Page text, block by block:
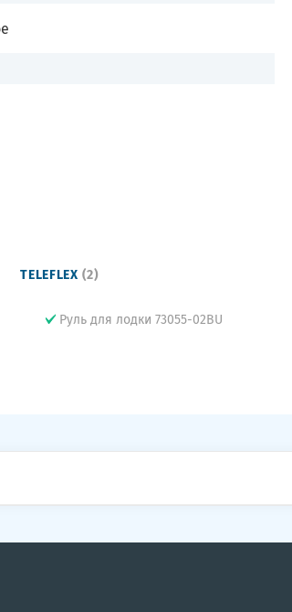
TELEFLEX (2)
Руль для лодки 73055-02BU